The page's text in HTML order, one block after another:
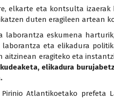
elkarte eta kontsulta
duten eragileen artean
laborantza eskumena
eta elikadura
eragiteko eta
elikadura
Atlantikoetako